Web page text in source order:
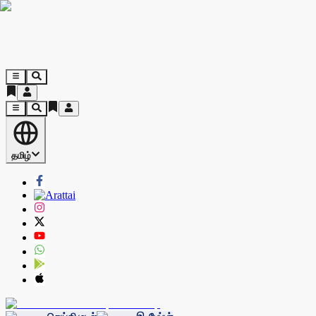
தமிழ்